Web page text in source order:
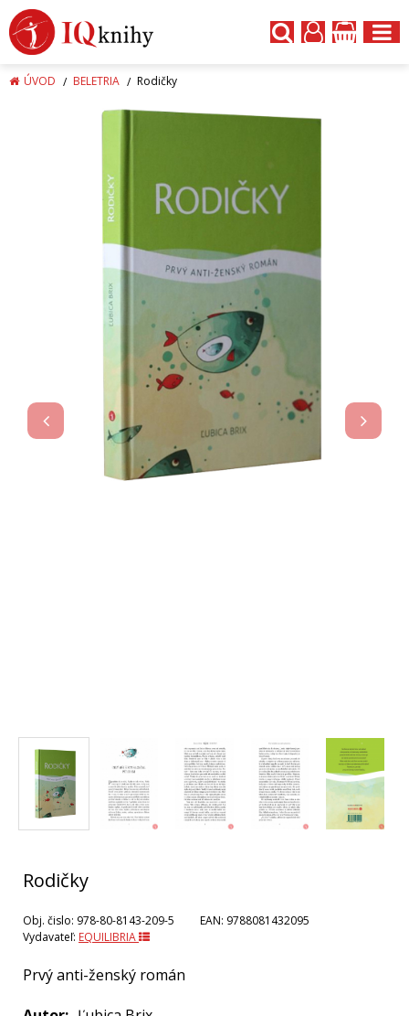
ÚVOD BELETRIA Rodičky
Rodičky
Obj. čislo: 978-80-8143-209-5 EAN: 9788081432095
Vydavateľ: EQUILIBRIA
Prvý anti-ženský román